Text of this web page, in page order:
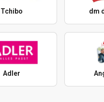
Tchibo dm
Adler